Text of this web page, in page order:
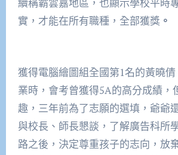
實，才能在所有職種，全部獲獎。
獲得電腦繪圖組全國第1名的黃曉
業時，會考曾獲得5A的高分成績，
趣，三年前為了志願的選填，爺爺
與校長、師長懇談，了解廣告科所
路之後，決定尊重孩子的志向，放